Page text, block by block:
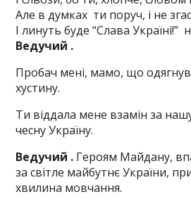
Але в думках ти поруч, і не
І линуть буде “Слава Україні!”
Ведучий .
Пробач мені, мамо, що
хустину.
Ти віддала мене взамін за
чесну Україну.
Ведучий . Героям Майдану,
за світле майбутнє України,
хвилина мовчання.